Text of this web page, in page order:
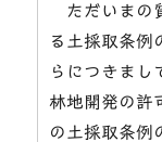
ただいまの
る土採取条例
らにつきまし
林地開発の許
の土採取条例